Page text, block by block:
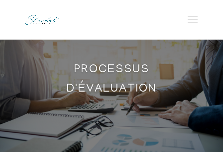
PROCESSUS
D'ÉVALUATION